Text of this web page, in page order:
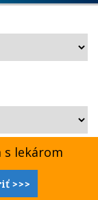
lekárom
>>>